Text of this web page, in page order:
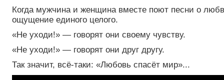
Когда мужчина и женщина вместе поют песни о
ощущение единого целого.
«Не уходи!» — говорят они своему чувству.
«Не уходи!» — говорят они друг другу.
Так значит, всё-таки: «Любовь спасёт мир»...